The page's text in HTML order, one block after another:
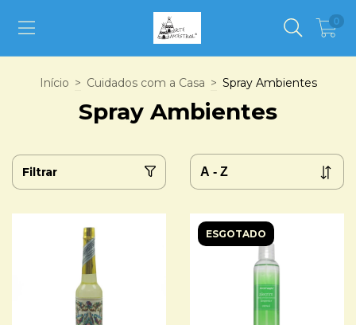
0
Início > Cuidados com a Casa > Spray Ambientes
Spray Ambientes
Filtrar
ESGOTADO